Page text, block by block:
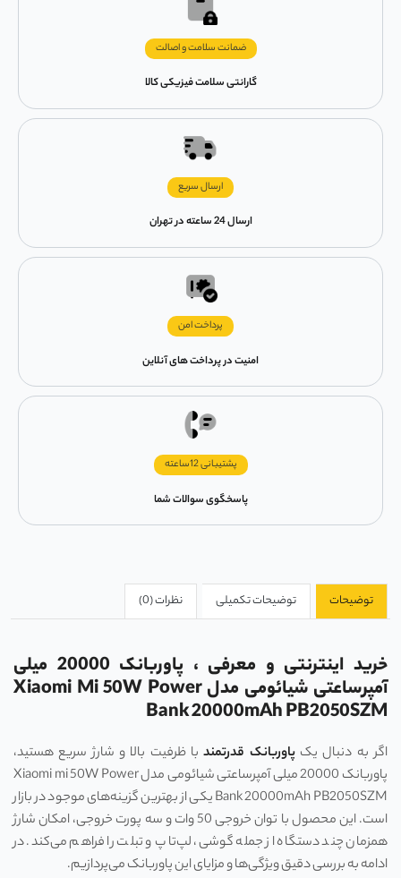
ضمانت سلامت و اصالت
گارانتی سلامت فیزیکی کالا
ارسال سریع
ارسال 24 ساعته در تهران
پرداخت امن
امنیت در پرداخت های آنلاین
پشتیبانی 12ساعته
پاسخگوی سوالات شما
توضیحات توضیحات تکمیلی نظرات (0)
خرید اینترنتی و معرفی ، پاوربانک 20000 میلی
آمپرساعتی شیائومی مدل Xiaomi Mi 50W Power
Bank 20000mAh PB2050SZM
اگر به دنبال یکپاوربانک قدرتمندبا ظرفیت بالا و شارژ سریع هستید،
پاوربانک 20000 میلی آمپرساعتی شیائومی مدل Xiaomi mi 50W Power
Bank 20000mAh PB2050SZM یکی از بهترین گزینه‌های موجود در بازار
است. این محصول با توان خروجی 50 وات و سه پورت خروجی، امکان شارژ
همزمان چند دستگاه از جمله گوشی، لپ‌تاپ و تبلت را فراهم می‌کند. در
ادامه به بررسی دقیق ویژگی‌ها و مزایای این پاوربانک می‌پردازیم.